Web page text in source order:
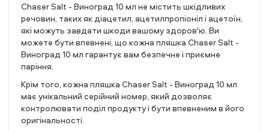
Chaser Salt - Виноград 10 мл не містить шкідливих
речовин, таких як діацетил, ацетилпропіоніл і ацетоїн,
які можуть завдати шкоди вашому здоров'ю. Ви
можете бути впевнені, що кожна пляшка Chaser Salt -
Виноград 10 мл гарантує вам безпечне і приємне
паріння.
Крім того, кожна пляшка Chaser Salt - Виноград 10 мл
має унікальний серійний номер, який дозволяє
контролювати поділ продукту і бути впевненим в його
оригінальності.